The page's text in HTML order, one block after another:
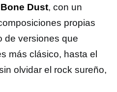
Dust, con un
propias
de versiones que
más clásico, hasta el
olvidar el rock sureño,